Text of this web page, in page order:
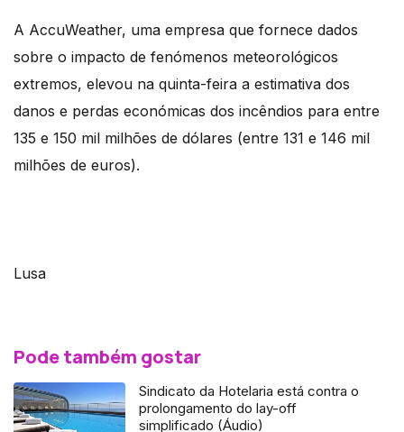
A AccuWeather, uma empresa que fornece dados
sobre o impacto de fenómenos meteorológicos
extremos, elevou na quinta-feira a estimativa dos
danos e perdas económicas dos incêndios para entre
135 e 150 mil milhões de dólares (entre 131 e 146 mil
milhões de euros).
Lusa
Pode também gostar
Sindicato da Hotelaria está contra o
prolongamento do lay-off
simplificado (Áudio)